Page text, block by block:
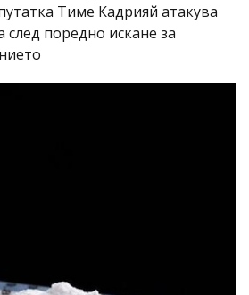
Тиме Кадрияй атакува
след поредно искане за